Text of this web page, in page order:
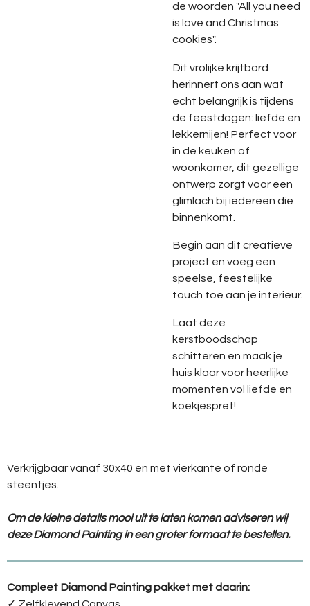
de woorden "All you need
is love and Christmas
cookies".
Dit vrolijke krijtbord
herinnert ons aan wat
echt belangrijk is tijdens
de feestdagen: liefde en
lekkernijen! Perfect voor
in de keuken of
woonkamer, dit gezellige
ontwerp zorgt voor een
glimlach bij iedereen die
binnenkomt.
Begin aan dit creatieve
project en voeg een
speelse, feestelijke
touch toe aan je interieur.
Laat deze
kerstboodschap
schitteren en maak je
huis klaar voor heerlijke
momenten vol liefde en
koekjespret!
Verkrijgbaar vanaf 30x40 en met vierkante of ronde
steentjes.
Om de kleine details mooi uit te laten komen adviseren wij
deze Diamond Painting in een groter formaat te bestellen.
Compleet Diamond Painting pakket met daarin:
✓ Zelfklevend Canvas